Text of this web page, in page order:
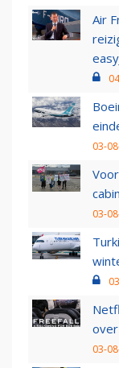
Air
03-
03-
03-